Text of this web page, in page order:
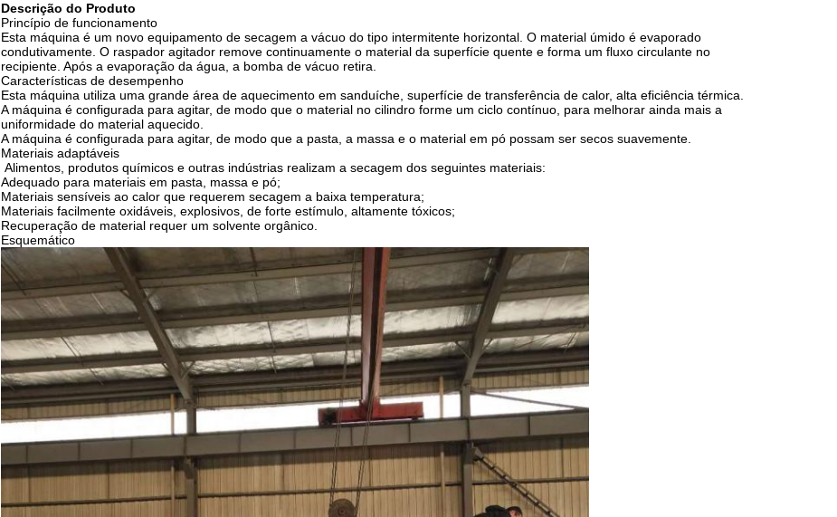
Descrição do Produto
Princípio de funcionamento
Esta máquina é um novo equipamento de secagem a vácuo do tipo intermitente horizontal. O material úmido é evaporado
condutivamente. O raspador agitador remove continuamente o material da superfície quente e forma um fluxo circulante no
recipiente. Após a evaporação da água, a bomba de vácuo retira.
Características de desempenho
Esta máquina utiliza uma grande área de aquecimento em sanduíche, superfície de transferência de calor, alta eficiência térmica.
A máquina é configurada para agitar, de modo que o material no cilindro forme um ciclo contínuo, para melhorar ainda mais a
uniformidade do material aquecido.
A máquina é configurada para agitar, de modo que a pasta, a massa e o material em pó possam ser secos suavemente.
Materiais adaptáveis
Alimentos, produtos químicos e outras indústrias realizam a secagem dos seguintes materiais:
Adequado para materiais em pasta, massa e pó;
Materiais sensíveis ao calor que requerem secagem a baixa temperatura;
Materiais facilmente oxidáveis, explosivos, de forte estímulo, altamente tóxicos;
Recuperação de material requer um solvente orgânico.
Esquemático